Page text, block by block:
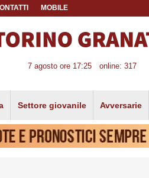
MOBILE
7 agosto ore 17:25 online: 317
Settore giovanile Avversarie